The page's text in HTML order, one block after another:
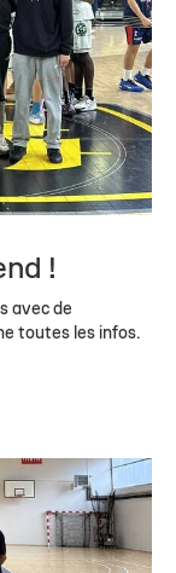
!
avec de
toutes les infos.